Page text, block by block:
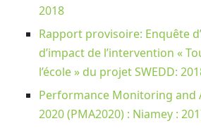
2018
Rapport provisoire: Enquête
d’impact de l’intervention «
l’école » du projet SWEDD:
Performance Monitoring and
2020 (PMA2020) : Niamey :